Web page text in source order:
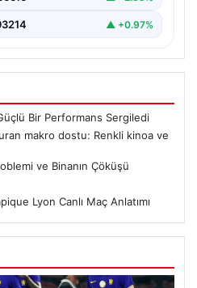
▲ +0.97%
Bir Performans Sergiledi
makro dostu: Renkli kinoa ve
ve Binanın Çöküşü
Lyon Canlı Maç Anlatımı